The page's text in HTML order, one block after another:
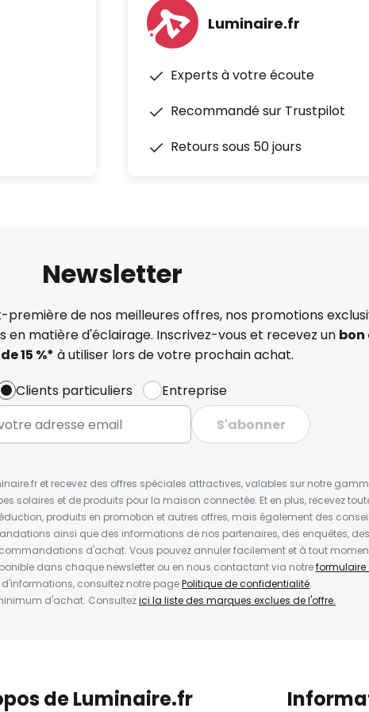
Luminaire.fr
Experts à votre écoute
Recommandé sur Trustpilot
Retours sous 50 jours
Newsletter
de nos meilleures offres, nos promotions
en matière d'éclairage. Inscrivez-vous et recevez un bon
15 %* à utiliser lors de votre prochain achat.
Clients particuliers
Entreprise
S'abonner
et recevez des offres spéciales attractives, valables sur notre
solaires et de produits pour la maison connectée. Et en plus, recevez
produits en promotion et autres offres, mais également des
ainsi que des informations de nos partenaires, des enquêtes, des
d'achat. Vous pouvez annuler facilement et à tout
dans chaque newsletter ou en nous contactant via notreformulaire
d'informations, consultez notre pagePolitique de confidentialité.
d'achat. Consultezici la liste des marques exclues de l'offre.
de Luminaire.fr